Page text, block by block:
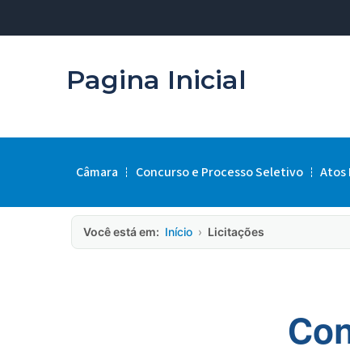
Pagina Inicial
Câmara Concurso e Processo Seletivo Atos
Você está em: Início › Licitações